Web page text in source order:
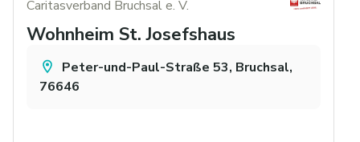
Caritasverband Bruchsal e. V.
Wohnheim St. Josefshaus
Peter-und-Paul-Straße 53, Bruchsal,
76646